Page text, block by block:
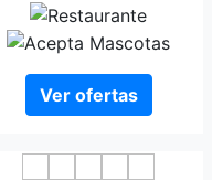
Ver ofertas